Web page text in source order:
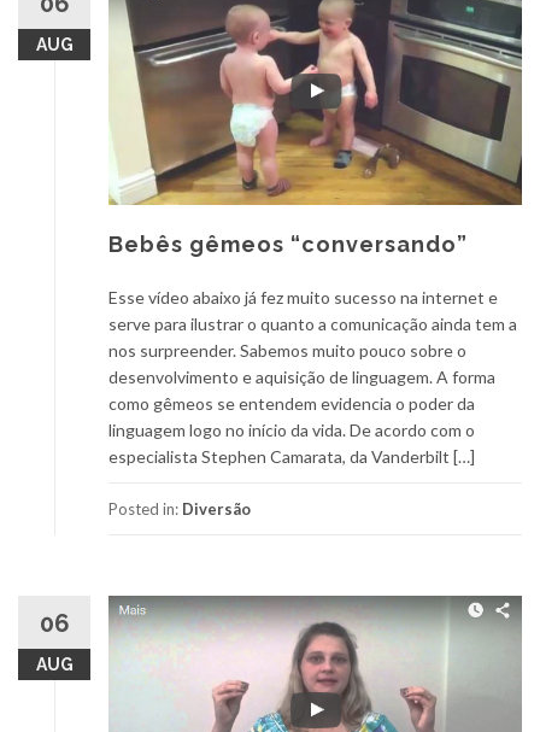
AUG
Bebês gêmeos “conversando”
Esse vídeo abaixo já fez muito sucesso na internet e
serve para ilustrar o quanto a comunicação ainda tem a
nos surpreender. Sabemos muito pouco sobre o
desenvolvimento e aquisição de linguagem. A forma
como gêmeos se entendem evidencia o poder da
linguagem logo no início da vida. De acordo com o
especialista Stephen Camarata, da Vanderbilt […]
Posted in: Diversão
06
AUG